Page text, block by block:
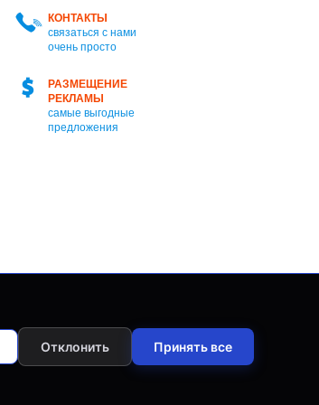
КОНТАКТЫ
связаться с нами
очень просто
РАЗМЕЩЕНИЕ
РЕКЛАМЫ
самые выгодные
предложения
Отклонить Принять все